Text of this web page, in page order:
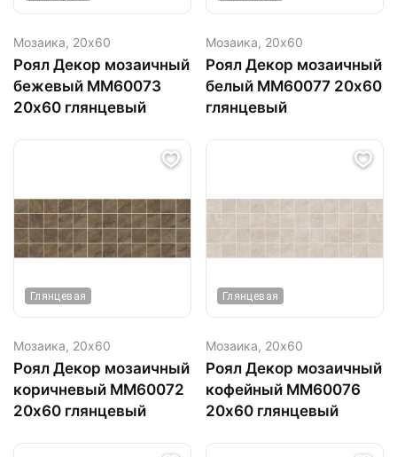
Мозаика, 20х60
Роял Декор мозаичный
бежевый ММ60073
20х60 глянцевый
Мозаика, 20х60
Роял Декор мозаичный
белый ММ60077 20х60
глянцевый
Глянцевая
Мозаика, 20х60
Роял Декор мозаичный
коричневый ММ60072
20х60 глянцевый
Глянцевая
Мозаика, 20х60
Роял Декор мозаичный
кофейный ММ60076
20х60 глянцевый